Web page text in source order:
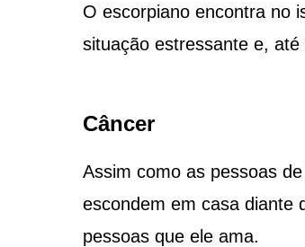
O escorpiano encontra no
situação estressante e,
Câncer
Assim como as pessoas
escondem em casa diante
pessoas que ele ama.